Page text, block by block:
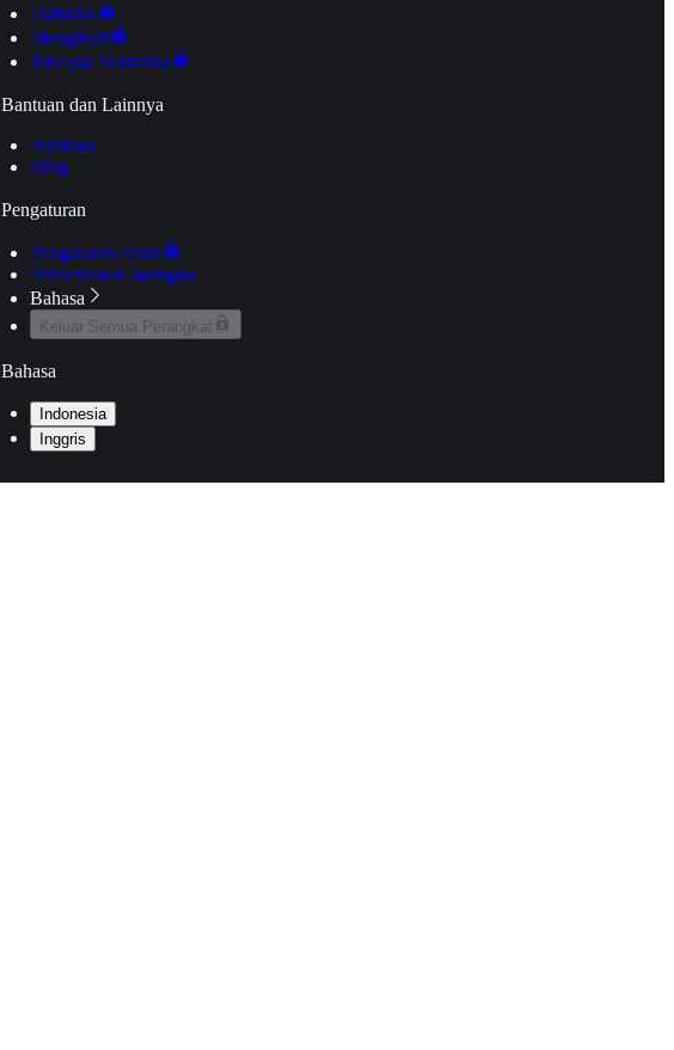
Daftarku
Mengikuti
Riwayat Tontonan
Bantuan dan Lainnya
Bantuan
Blog
Pengaturan
Pengaturan Akun
Pemeriksaan Jaringan
Bahasa
Keluar Semua Perangkat
Bahasa
Indonesia
Inggris